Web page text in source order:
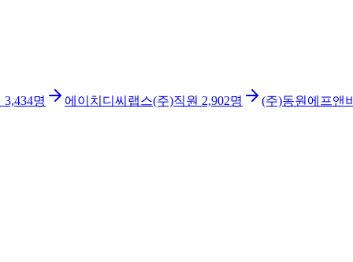
3,434명 에이치디씨랩스(주)직원 2,902명 (주)동원에프앤비